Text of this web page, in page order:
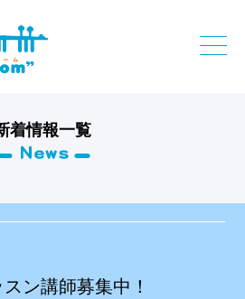
着情報一覧
ン講師募集中！